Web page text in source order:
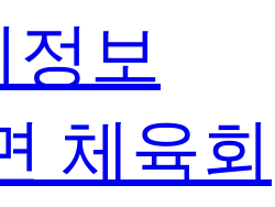
정보
체육회